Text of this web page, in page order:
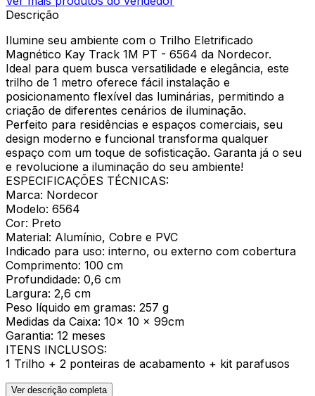
Descrição
Ilumine seu ambiente com o Trilho Eletrificado
Magnético Kay Track 1M PT - 6564 da Nordecor.
Ideal para quem busca versatilidade e elegância, este
trilho de 1 metro oferece fácil instalação e
posicionamento flexível das luminárias, permitindo a
criação de diferentes cenários de iluminação.
Perfeito para residências e espaços comerciais, seu
design moderno e funcional transforma qualquer
espaço com um toque de sofisticação. Garanta já o seu
e revolucione a iluminação do seu ambiente!
ESPECIFICAÇÕES TÉCNICAS:
Marca: Nordecor
Modelo: 6564
Cor: Preto
Material: Alumínio, Cobre e PVC
Indicado para uso: interno, ou externo com cobertura
Comprimento: 100 cm
Profundidade: 0,6 cm
Largura: 2,6 cm
Peso líquido em gramas: 257 g
Medidas da Caixa: 10x 10 x 99cm
Garantia: 12 meses
ITENS INCLUSOS:
1 Trilho + 2 ponteiras de acabamento + kit parafusos
Ver descrição completa